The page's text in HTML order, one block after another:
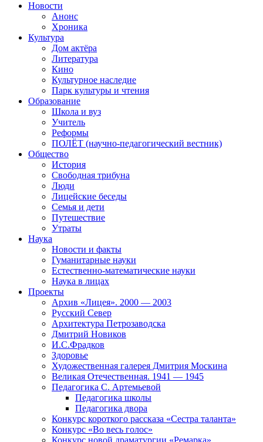
Новости
Анонс
Хроника
Культура
Дом актёра
Литература
Кино
Культурное наследие
Парк культуры и чтения
Образование
Школа и вуз
Учитель
Реформы
ПОЛЁТ (научно-педагогический вестник)
Общество
История
Свободная трибуна
Люди
Лицейские беседы
Семья и дети
Путешествие
Утраты
Наука
Новости и факты
Гуманитарные науки
Естественно-математические науки
Наука в лицах
Проекты
Архив «Лицея». 2000 — 2003
Русский Север
Архитектура Петрозаводска
Дмитрий Новиков
И.С.Фрадков
Здоровье
Художественная галерея Дмитрия Москина
Великая Отечественная. 1941 — 1945
Педагогика С. Артемьевой
Педагогика школы
Педагогика двора
Конкурс короткого рассказа «Сестра таланта»
Конкурс «Во весь голос»